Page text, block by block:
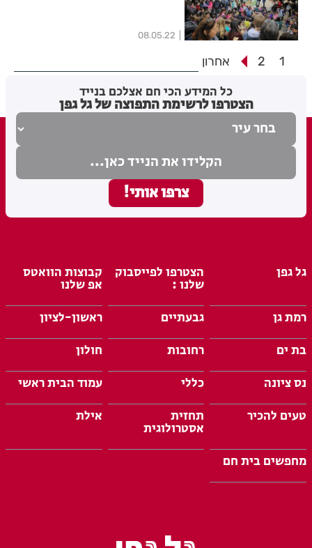
08.05.22
1
2 אחרון
כל המידע הכי חם אצלכם בנייד
הצטרפו לרשימת התפוצה של גל גפן
גל גפן הצטרפו לפייסבוק
שלנו :
קבוצות הוואטס
אפ שלנו
רמת גן
גבעתיים
ראשון-לציון
בת ים
רחובות
חולון
נס ציונה
כללי
עמוד הבית ראשי
טעים להכיר
תחזית
אסטרולוגית
אילת
מחפשים בית חם